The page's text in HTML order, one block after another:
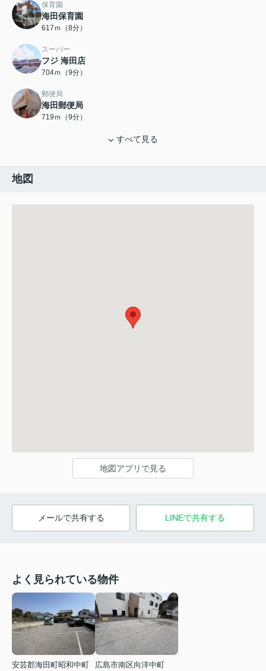
保育園
海田保育園
617ｍ（8分）
スーパー
フジ 海田店
704ｍ（9分）
郵便局
海田郵便局
719ｍ（9分）
すべて見る
地図
地図アプリで見る
メールで共有する LINEで共有する
よく見られている物件
安芸郡海田町昭和中町
広島市南区向洋中町